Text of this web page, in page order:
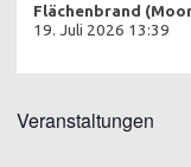
Flächenbrand
19. Juli 2026 13:39
Veranstaltungen